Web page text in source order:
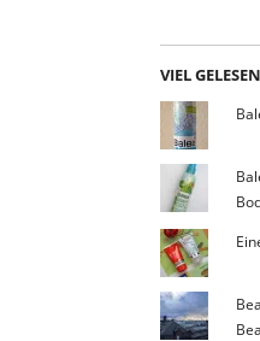
VIEL GELESEN